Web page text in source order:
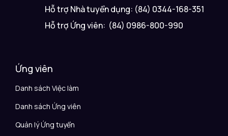
Hỗ trợ Nhà tuyển dụng: (84) 0344-168-351
Hỗ trợ Ứng viên: (84) 0986-800-990
Ứng viên
Danh sách Việc làm
Danh sách Ứng viên
Quản lý Ứng tuyển